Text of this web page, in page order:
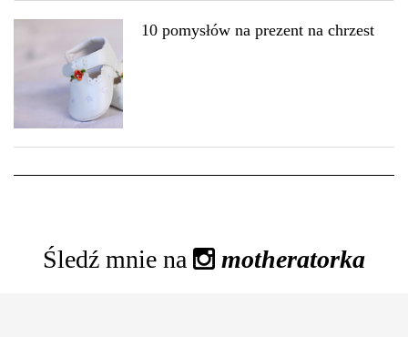
10 pomysłów na prezent na chrzest
Śledź mnie na motheratorka